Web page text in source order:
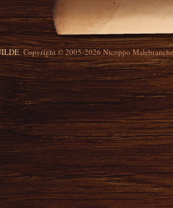
. Copyright © 2005-2026 Nicoppo Malebranche